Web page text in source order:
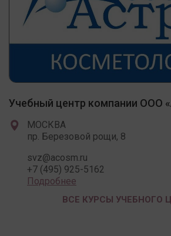
Учебный центр компании ООО
МОСКВА
пр. Березовой рощи, 8
svz@acosm.ru
+7 (495) 925-5162
Подробнее
ВСЕ КУРСЫ УЧЕБНОГО